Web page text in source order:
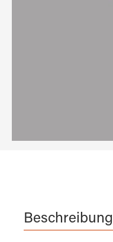
Beschreibung